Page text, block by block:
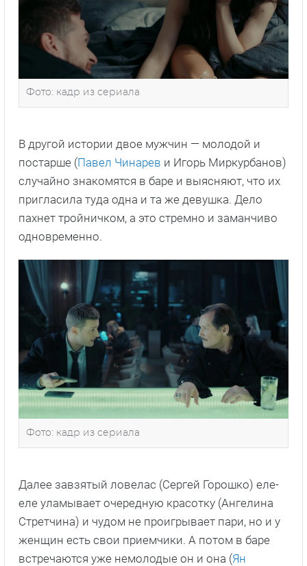
Фото: кадр из сериала
В другой истории двое мужчин — молодой и
постарше (Павел Чинарев и Игорь Миркурбанов)
случайно знакомятся в баре и выясняют, что их
пригласила туда одна и та же девушка. Дело
пахнет тройничком, а это стремно и заманчиво
одновременно.
Фото: кадр из сериала
Далее завзятый ловелас (Сергей Горошко) еле-
еле уламывает очередную красотку (Ангелина
Стретчина) и чудом не проигрывает пари, но и у
женщин есть свои приемчики. А потом в баре
встречаются уже немолодые он и она (Ян